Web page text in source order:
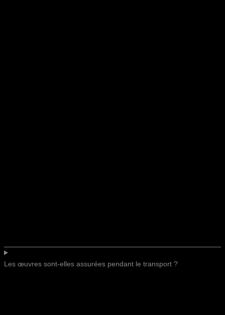
Les œuvres sont-elles assurées pendant le transport ?